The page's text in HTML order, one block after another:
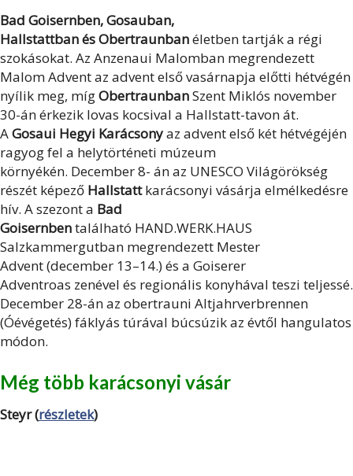
Bad Goisernben, Gosauban,
HallstattbanésObertraunbanéletben tartják a régi
szokásokat. Az Anzenaui Malomban megrendezett
Malom Adventaz advent első vasárnapja előtti hétvégén
nyílik meg, mígObertraunbanSzent Miklós november
30-ánérkezik lovas kocsival a Hallstatt-tavon át.
AGosaui Hegyi Karácsonyaz advent első két hétvégéjén
ragyog fel a helytörténeti múzeum
környékén. December 8- án az UNESCO Világörökség
részét képező Hallstattkarácsonyi vásárja elmélkedésre
hív. A szezont a Bad
Goisernbentalálható HAND.WERK.HAUS
Salzkammergutban megrendezett Mester
Advent(december 13–14.) és a Goiserer
Adventroas zenével és regionális konyhával teszi teljessé.
December 28-án az obertrauni Altjahrverbrennen
(Óévégetés)fáklyás túrával búcsúzik az évtől hangulatos
módon.
Még több karácsonyi vásár
Steyr (részletek)